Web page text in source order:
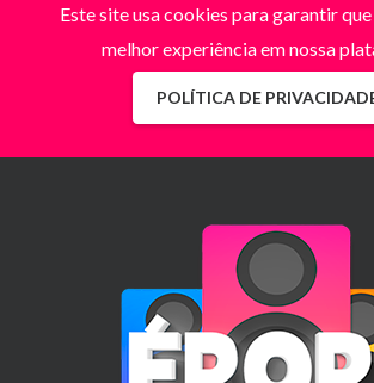
Este site usa cookies para garantir
melhor experiência em nossa
POLÍTICA DE